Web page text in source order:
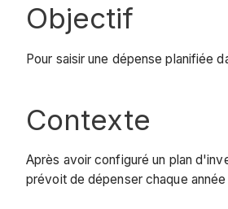
Objectif
Pour saisir une dépense planifiée
Contexte
Après avoir configuré un plan
prévoit de dépenser chaque